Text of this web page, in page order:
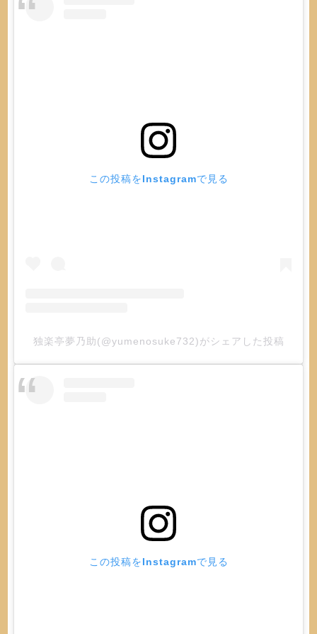
この投稿をInstagramで見る
独楽亭夢乃助(@yumenosuke732)がシェアした投稿
この投稿をInstagramで見る